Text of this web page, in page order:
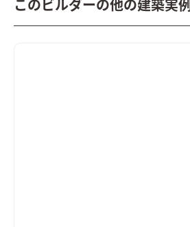
このビルダーの他の建築実例